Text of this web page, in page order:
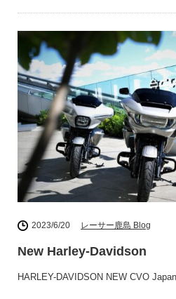
2023/6/20 レーサー鹿島 Blog
New Harley-Davidson
HARLEY-DAVIDSON NEW CVO